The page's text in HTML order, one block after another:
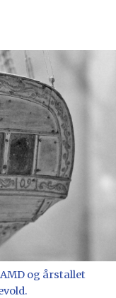
og årstallet